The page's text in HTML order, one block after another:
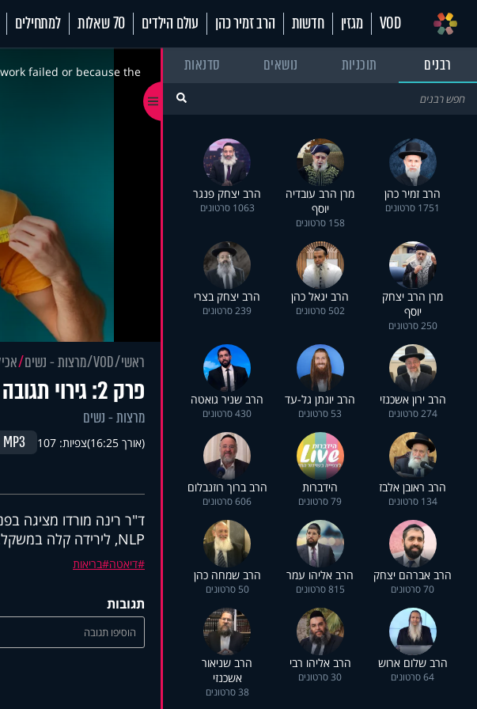
VOD מגזין חדשות הרב זמיר כהן עולם הילדים 70 שאלות למתחילים
רבנים
תוכניות נושאים סדנאות
הרב זמיר כהן
1751 סרטונים
מרן הרב עובדיה
יוסף
158 סרטונים
הרב יצחק פנגר
1063 סרטונים
מרן הרב יצחק
יוסף
250 סרטונים
הרב יגאל כהן
502 סרטונים
הרב יצחק בצרי
239 סרטונים
הרב ירון אשכנזי
274 סרטונים
הרב יונתן גל-עד
53 סרטונים
הרב שניר גואטה
430 סרטונים
הרב ראובן אלבז
134 סרטונים
הידברות
79 סרטונים
הרב ברוך רוזנבלום
606 סרטונים
הרב אברהם יצחק
70 סרטונים
הרב אליהו עמר
815 סרטונים
הרב שמחה כהן
50 סרטונים
הרב שלום ארוש
64 סרטונים
הרב אליהו רבי
30 סרטונים
הרב שניאור
אשכנזי
38 סרטונים
failed or because the
ראשי VOD מרצות - נשים
פרק 2: גירוי תגובה
מרצות - נשים
(אורך 16:25) צפיות: 107 MP3
ד"ר רינה מורדו מציגה
NLP, לירידה קלה במשקל. לפניכם פרק 2 - גירוי תגובה
דיאטה בריאות
תגובות
הוסיפו תגובה